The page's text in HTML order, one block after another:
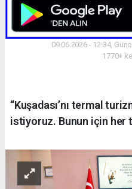
09.06.2026 - 12:34,
1770+
“Kuşadası’nı termal
istiyoruz. Bunun için her